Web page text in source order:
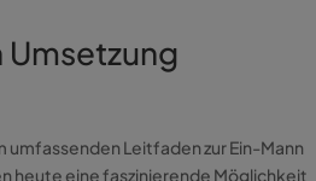
Umsetzung
umfassenden Leitfaden zur Ein-Mann
heute eine faszinierende Möglichkeit